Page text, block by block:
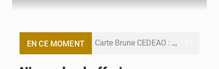
EN CE MOMENT Carte Brune CEDEAO : Lomé mise sur la digitalisation des sinistres